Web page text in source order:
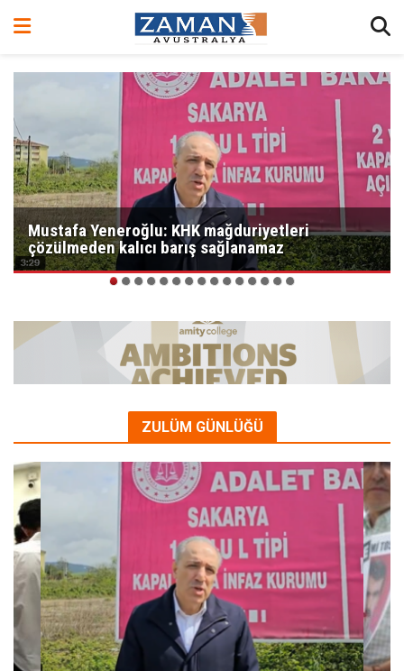
Mustafa Yeneroğlu: KHK mağduriyetleri
çözülmeden kalıcı barış sağlanamaz
ZULÜM GÜNLÜĞÜ